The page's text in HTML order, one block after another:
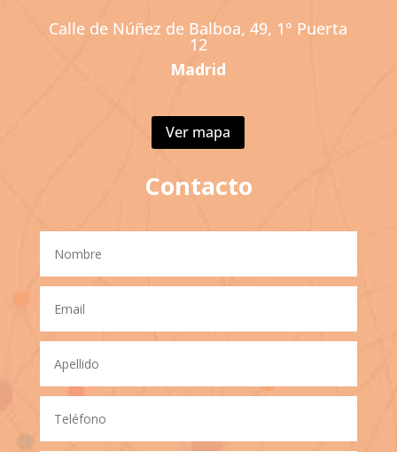
Calle de Núñez de Balboa, 49, 1° Puerta
12
Madrid
Ver mapa
Contacto